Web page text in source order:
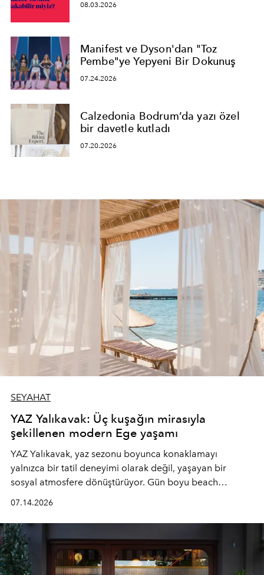
08.03.2026
Manifest ve Dyson'dan "Toz
Pembe"ye Yepyeni Bir Dokunuş
07.24.2026
Calzedonia Bodrum’da yazı özel
bir davetle kutladı
07.20.2026
SEYAHAT
YAZ Yalıkavak: Üç kuşağın mirasıyla
şekillenen modern Ege yaşamı
YAZ Yalıkavak, yaz sezonu boyunca konaklamayı
yalnızca bir tatil deneyimi olarak değil, yaşayan bir
sosyal atmosfere dönüştürüyor. Gün boyu beach
mutfağını modern dokunuşlarla müzikle buluşturan
tematik gastronomi geceleri misafirlerle buluşuyor.
Paylaşıma, lezzete ve müziğe odaklanan bu özel
akşamlar, YAZ’ın sade lüks anlayışını gün batımından
07.14.2026